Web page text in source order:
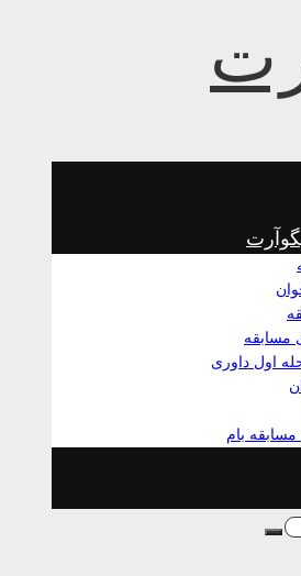
مسابقه
اول داوری
مسابقه بام